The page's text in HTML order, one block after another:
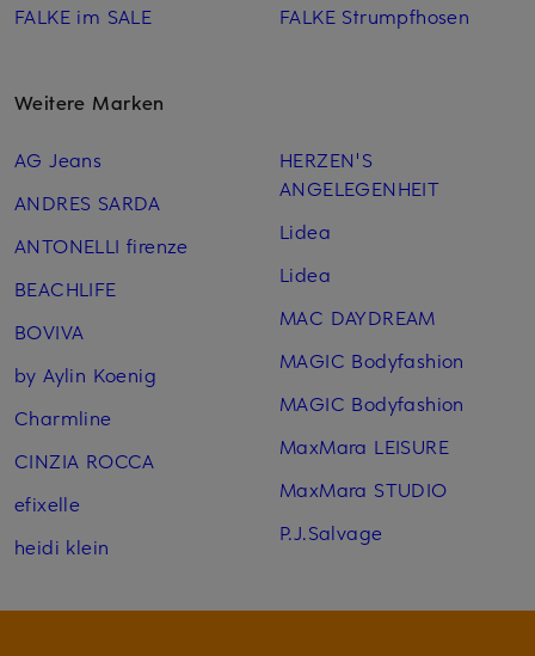
FALKE im SALE FALKE Strumpfhosen
Weitere Marken
AG Jeans
ANDRES SARDA
ANTONELLI firenze
BEACHLIFE
BOVIVA
by Aylin Koenig
Charmline
CINZIA ROCCA
efixelle
heidi klein
HERZEN'S
ANGELEGENHEIT
Lidea
Lidea
MAC DAYDREAM
MAGIC Bodyfashion
MAGIC Bodyfashion
MaxMara LEISURE
MaxMara STUDIO
P.J.Salvage